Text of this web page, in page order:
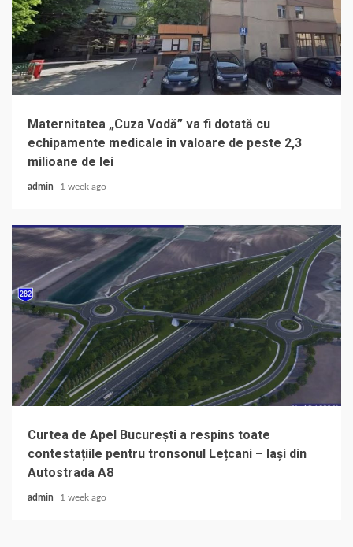
Maternitatea „Cuza Vodă” va fi dotată cu
echipamente medicale în valoare de peste 2,3
milioane de lei
admin 1 week ago
Curtea de Apel București a respins toate
contestațiile pentru tronsonul Lețcani – Iași din
Autostrada A8
admin 1 week ago